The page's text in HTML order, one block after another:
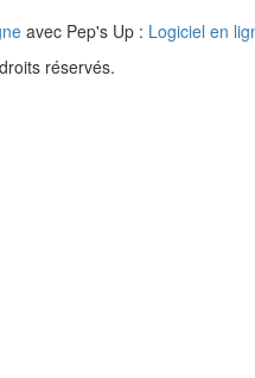
avec Pep's Up : Logiciel en
réservés.